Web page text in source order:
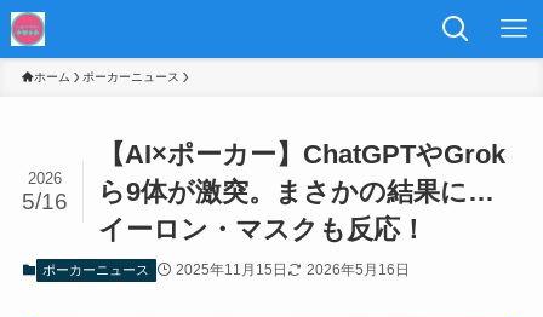
ホーム ポーカーニュース
【AI×ポーカー】ChatGPTやGrok
ら9体が激突。まさかの結果に…
イーロン・マスクも反応！
2026
5/16
ポーカーニュース 2025年11月15日 2026年5月16日